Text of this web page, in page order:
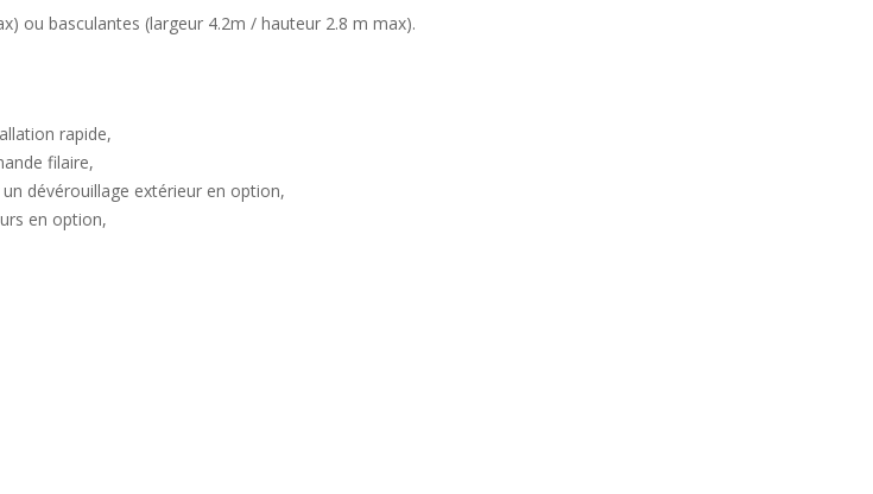
ou basculantes (largeur 4.2m / hauteur 2.8 m max).
rapide,
filaire,
dévérouillage extérieur en option,
en option,